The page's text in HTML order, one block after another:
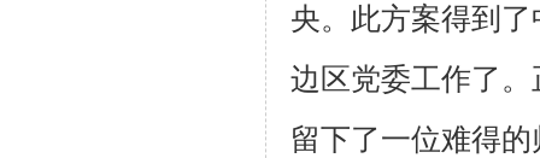
央。此方案得到
边区党委工作了
留下了一位难得